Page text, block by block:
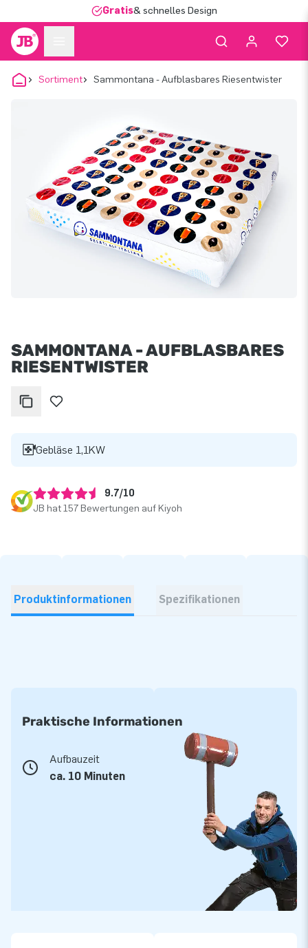
Gratis& schnelles Design
Sortiment Sammontana - Aufblasbares Riesentwister
SAMMONTANA - AUFBLASBARES
RIESENTWISTER
Gebläse 1,1KW
9.7/10
JB hat 157 Bewertungen auf Kiyoh
Produktinformationen Spezifikationen
Praktische Informationen
Aufbauzeit
ca. 10 Minuten